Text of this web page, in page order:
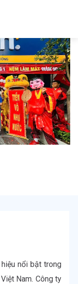
nổi bật trong
Nam. Công ty